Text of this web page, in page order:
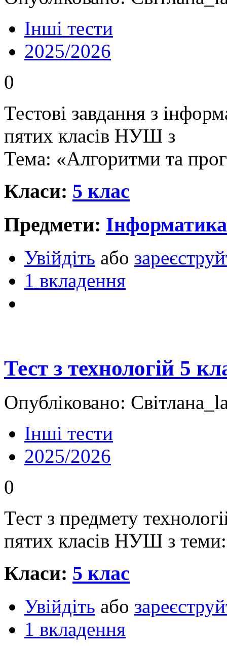
Інші тести
2025/2026
0
Тестові завдання з
пятих класів НУШ з
Тема: «Алгоритми та
Класи: 5 клас
Предмети: Інформатика
Увійдіть або
1 вкладення
Тест з технологій 5
Опубліковано:
Інші тести
2025/2026
0
Тест з предмету
пятих класів НУШ з
Класи: 5 клас
Увійдіть або
1 вкладення